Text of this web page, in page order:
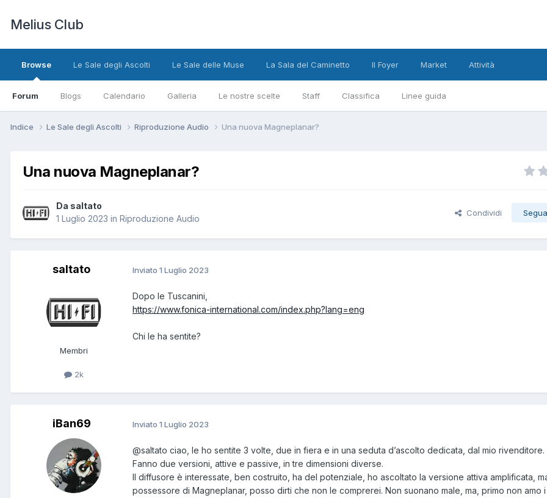
Melius Club
Browse
Forum Blogs Calendario Galleria Le nostre scelte Staff Classifica Linee guida
Le Sale degli Ascolti Le Sale delle Muse La Sala del Caminetto Il Foyer Market Attività
Indice Le Sale degli Ascolti Riproduzione Audio Una nuova Magneplanar?
Una nuova Magneplanar?
Da saltato
1 Luglio 2023 in Riproduzione Audio
Condividi
saltato
Membri
2k
Inviato 1 Luglio 2023
Dopo le Tuscanini,
https://www.fonica-international.com/index.php?lang=eng
Chi le ha sentite?
iBan69 Inviato 1 Luglio 2023
@saltato ciao, le ho sentite 3 volte, due in fiera e in una seduta d’ascolto dedicata, dal mio rivenditore.
Fanno due versioni, attive e passive, in tre dimensioni diverse.
Il diffusore è interessate, ben costruito, ha del potenziale, ho ascoltato la versione attiva amplificata,
possessore di Magneplanar, posso dirti che non le comprerei. Non suonano male, ma, primo non amo